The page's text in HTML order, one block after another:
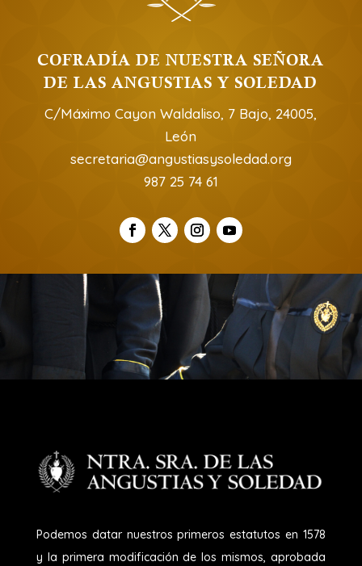
COFRADÍA DE NUESTRA SEÑORA
DE LAS ANGUSTIAS Y SOLEDAD
C/Máximo Cayon Waldaliso, 7 Bajo, 24005,
León
secretaria@angustiasysoledad.org
987 25 74 61
Podemos datar nuestros primeros estatutos en 1578
y la primera modificación de los mismos, aprobada